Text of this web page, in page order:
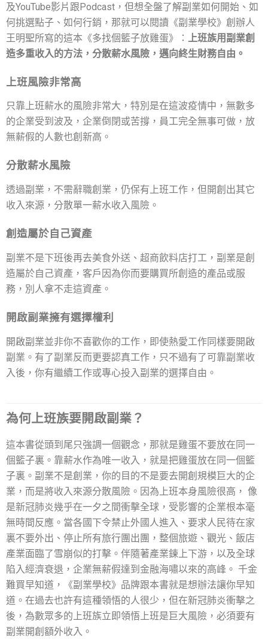
及YouTube影片跟Podcast，但想全盤了解副業如何開始、如
何挑選點子、如何行銷，那就可以閱讀《副業學校》創辦人
王明聖所寫的這本《多找個籃子放雞蛋》：
上班族用副業創
造多重收入的方法，分散薪水風險，邁向終生財務自由。
上班風險非常高
只靠上班薪水的風險非常大，特別是在這波疫情中，無數多
的企業受到波及，企業倒閉或苦撐，員工完全無事可做，放
無薪假的人數也創新高。
分散薪水風險
透過副業，不需辭職創業，仍保有上班工作，但開創出其它
收入來源，分散單一薪水收入風險。
創造屬於自己資產
副業不是下班後再去美食外送、超商飲料店打工，副業是創
造屬於自己資產，客戶因為你而要購買所創造的產品或服
務，別人拿不走這資產。
開啟副業擁有選擇權利
開啟副業並非你不喜歡你的工作，即使熱愛工作同樣要開啟
副業。有了副業反而更要認真工作，只不過有了可靠副業收
入後，你有繼續工作或專心投入副業的選擇自由。
為何上班族要開啟副業？
這本書從頭到尾只強調一個觀念，那就是雞蛋不要放在同一
個籃子裏。靠薪水作為唯一收入，就是把雞蛋放在同一個籃
子裏。副業不是創業，你的目的不是要去開創規模巨大的企
業，而是將收入來源分散風險。因為上班本身風險很高， 像
是新冠肺炎幾乎在一夕之間衝擊全球，受影響的企業根本毫
無時間反應。當各國下令禁止外國人進入、要求人民待在家
裏不要外出、停止所有旅行團出團，整個旅遊、觀光、飯店
產業面臨了雪崩似的打擊。伴隨著產業鍊上下游，以及全球
陷入經濟衰退，企業無薪假達到金融海嘯以來的高峰。 千金
難買早知道，《副業學校》品牌跟本書就是想辦法讓你早知
道。在過去也許有這種領悟的人很少，但在新冠肺炎衝擊之
後，為數眾多的上班族立即領悟上班是巨大風險，必須要有
副業開創額外收入。